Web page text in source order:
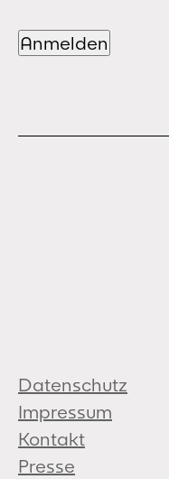
Datenschutz
Impressum
Kontakt
Presse